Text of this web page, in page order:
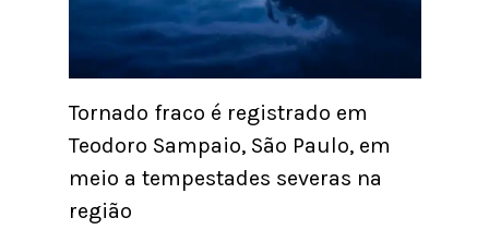
Tornado fraco é registrado em
Teodoro Sampaio, São Paulo, em
meio a tempestades severas na
região